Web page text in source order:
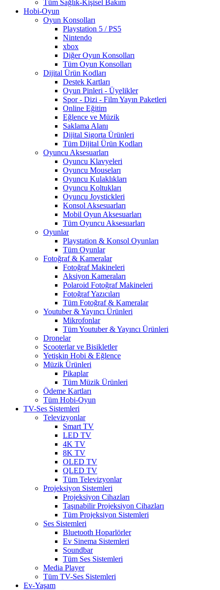
Tüm Sağlık-Kişisel Bakım
Hobi-Oyun
Oyun Konsolları
Playstation 5 / PS5
Nintendo
xbox
Diğer Oyun Konsolları
Tüm Oyun Konsolları
Dijital Ürün Kodları
Destek Kartları
Oyun Pinleri - Üyelikler
Spor - Dizi - Film Yayın Paketleri
Online Eğitim
Eğlence ve Müzik
Saklama Alanı
Dijital Sigorta Ürünleri
Tüm Dijital Ürün Kodları
Oyuncu Aksesuarları
Oyuncu Klavyeleri
Oyuncu Mouseları
Oyuncu Kulaklıkları
Oyuncu Koltukları
Oyuncu Joystickleri
Konsol Aksesuarları
Mobil Oyun Aksesuarları
Tüm Oyuncu Aksesuarları
Oyunlar
Playstation & Konsol Oyunları
Tüm Oyunlar
Fotoğraf & Kameralar
Fotoğraf Makineleri
Aksiyon Kameraları
Polaroid Fotoğraf Makineleri
Fotoğraf Yazıcıları
Tüm Fotoğraf & Kameralar
Youtuber & Yayıncı Ürünleri
Mikrofonlar
Tüm Youtuber & Yayıncı Ürünleri
Dronelar
Scooterlar ve Bisikletler
Yetişkin Hobi & Eğlence
Müzik Ürünleri
Pikaplar
Tüm Müzik Ürünleri
Ödeme Kartları
Tüm Hobi-Oyun
TV-Ses Sistemleri
Televizyonlar
Smart TV
LED TV
4K TV
8K TV
OLED TV
QLED TV
Tüm Televizyonlar
Projeksiyon Sistemleri
Projeksiyon Cihazları
Taşınabilir Projeksiyon Cihazları
Tüm Projeksiyon Sistemleri
Ses Sistemleri
Bluetooth Hoparlörler
Ev Sinema Sistemleri
Soundbar
Tüm Ses Sistemleri
Media Player
Tüm TV-Ses Sistemleri
Ev-Yaşam